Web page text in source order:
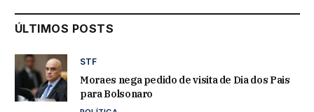
ÚLTIMOS POSTS
STF
Moraes nega pedido de visita de Dia dos Pais
para Bolsonaro